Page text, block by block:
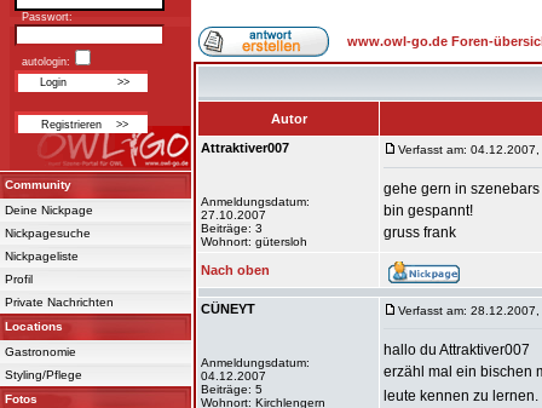
Passwort:
autologin:
Community
Deine Nickpage
Nickpagesuche
Nickpageliste
Profil
Private Nachrichten
Locations
Gastronomie
Styling/Pflege
Fotos
www.owl-go.de Foren-
Autor
Attraktiver007
Anmeldungsdatum:
27.10.2007
Beiträge: 3
Wohnort: gütersloh
Verfasst am:
gehe gern in
bin gespannt!
gruss frank
Nach oben
CÜNEYT
Anmeldungsdatum:
04.12.2007
Beiträge: 5
Wohnort: Kirchlengern
Verfasst am:
hallo du Attraktiver007
erzähl mal ein bischen
leute kennen zu lernen.